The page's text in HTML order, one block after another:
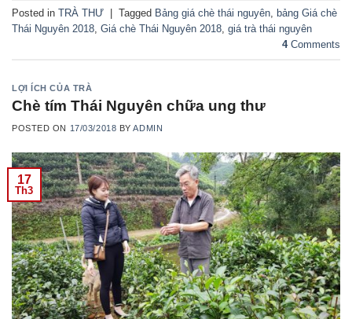
Posted in TRÀ THƯ Tagged Bảng giá chè thái nguyên
bảng Giá chè
Thái Nguyên 2018 Giá chè Thái Nguyên 2018 giá trà thái nguyên
4Comments
LỢI ÍCH CỦA TRÀ
Chè tím Thái Nguyên chữa ung thư
POSTED ON 17/03/2018 BYADMIN
17
Th3